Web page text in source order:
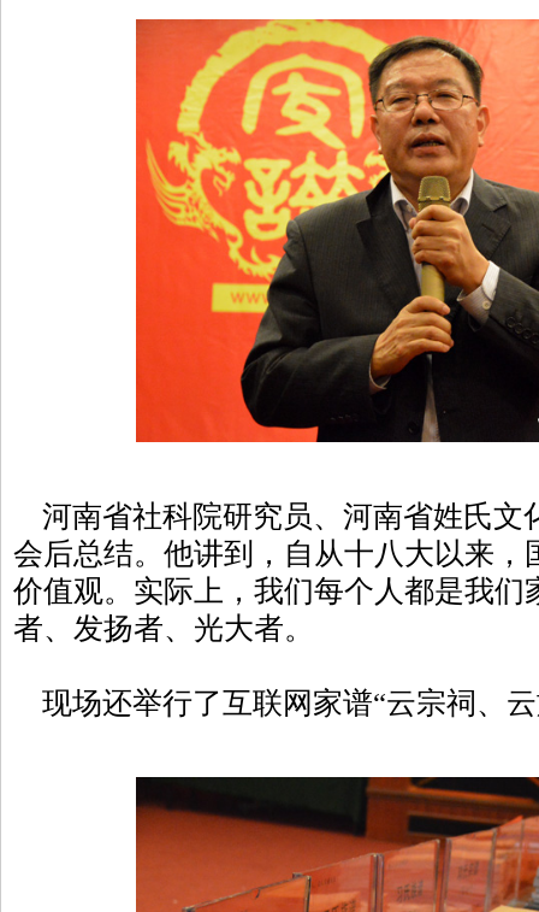
河南省社科院研究员、河南省姓氏文
会后总结。他讲到，自从十八大以来，
价值观。实际上，我们每个人都是我们
者、发扬者、光大者。
现场还举行了互联网家谱“云宗祠、